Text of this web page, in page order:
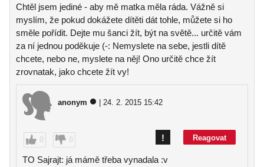
Chtěl jsem jediné - aby mě matka měla ráda. Vážně si
myslím, že pokud dokážete dítěti dát tohle, můžete si ho
směle pořídit. Dejte mu šanci žít, být na světě... určitě vám
za ní jednou poděkuje (-: Nemyslete na sebe, jestli dítě
chcete, nebo ne, myslete na něj! Ono určitě chce žít
zrovnatak, jako chcete žít vy!
anonym | 24. 2. 2015 15:42
0 0 Reagovat
!
TO Sajrajt: já mámě třeba vynadala :v